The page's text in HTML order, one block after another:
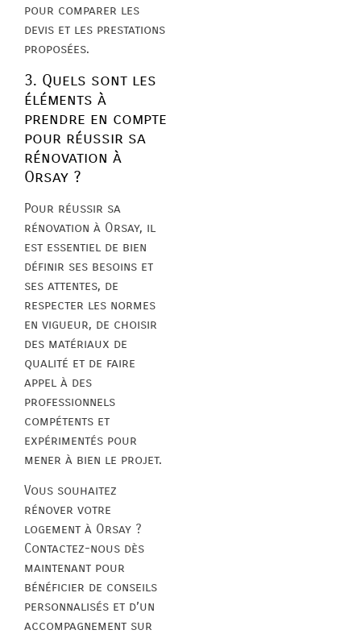
pour comparer les
devis et les prestations
proposées.
3. Quels sont les
éléments à
prendre en compte
pour réussir sa
rénovation à
Orsay ?
Pour réussir sa
rénovation à Orsay, il
est essentiel de bien
définir ses besoins et
ses attentes, de
respecter les normes
en vigueur, de choisir
des matériaux de
qualité et de faire
appel à des
professionnels
compétents et
expérimentés pour
mener à bien le projet.
Vous souhaitez
rénover votre
logement à Orsay ?
Contactez-nous dès
maintenant pour
bénéficier de conseils
personnalisés et d’un
accompagnement sur